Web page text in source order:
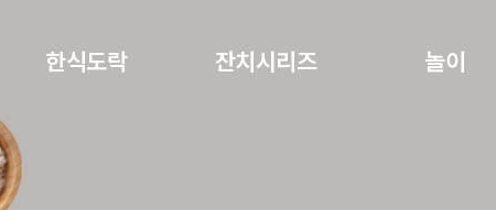
한식도락 잔치시리즈 놀이